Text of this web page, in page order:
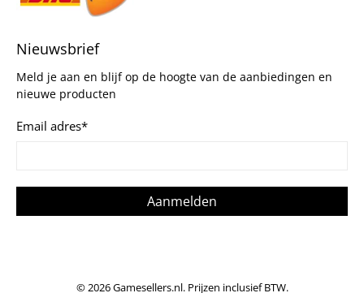
Nieuwsbrief
Meld je aan en blijf op de hoogte van de aanbiedingen en
nieuwe producten
Email adres*
Aanmelden
© 2026Gamesellers.nl. Prijzen inclusief BTW.